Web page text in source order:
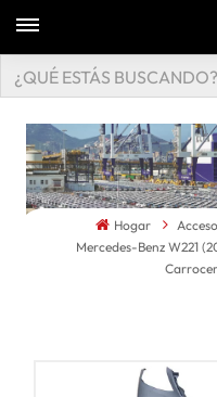
Hogar
Mercedes-Benz W221